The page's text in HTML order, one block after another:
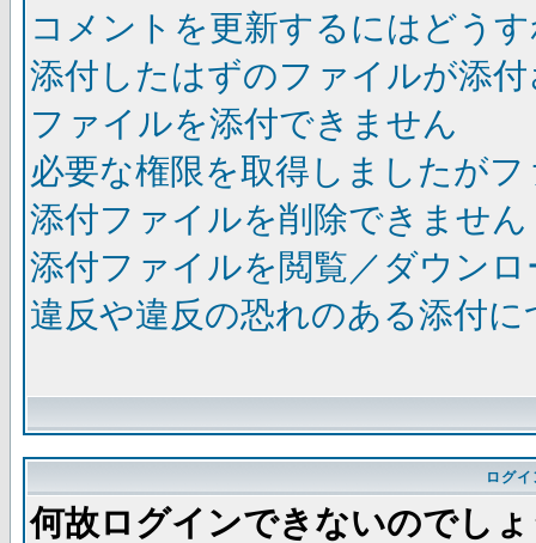
コメントを更新するにはどう
添付したはずのファイルが添
ファイルを添付できません
必要な権限を取得しましたが
添付ファイルを削除できません
添付ファイルを閲覧／ダウン
違反や違反の恐れのある添付
ログ
何故ログインできないのでし